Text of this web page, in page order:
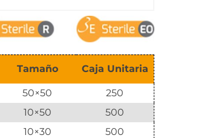
Tamaño Caja Unitaria
50×50
250
10×50
500
10×30
500